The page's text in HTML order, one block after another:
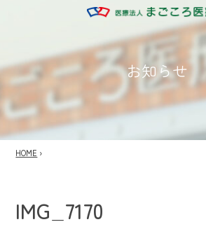
お知らせ
HOME ›
IMG_7170